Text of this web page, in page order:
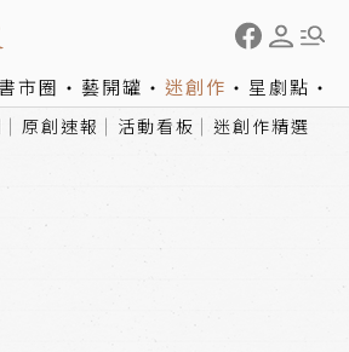
書市圈 藝開罐 迷創作 星劇點
原創速報 活動看板 迷創作精選